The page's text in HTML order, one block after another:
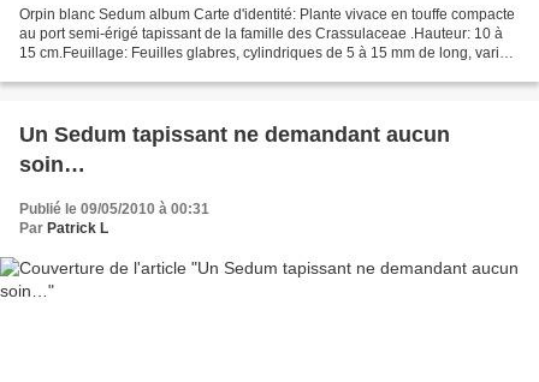
Orpin blanc Sedum album Carte d'identité: Plante vivace en touffe compacte
au port semi-érigé tapissant de la famille des Crassulaceae .Hauteur: 10 à
15 cm.Feuillage: Feuilles glabres, cylindriques de 5 à 15 mm de long, variant
Un Sedum tapissant ne demandant aucun
soin…
Publié le 09/05/2010 à 00:31
Par Patrick L